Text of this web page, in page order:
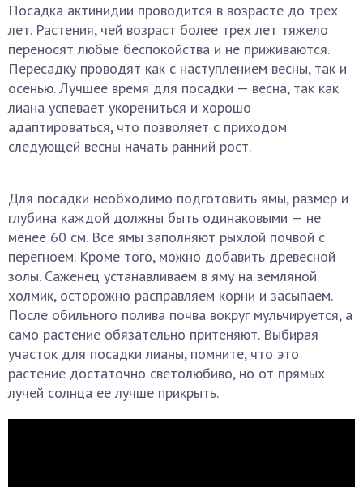
Посадка актинидии проводится в возрасте до трех
лет. Растения, чей возраст более трех лет тяжело
переносят любые беспокойства и не приживаются.
Пересадку проводят как с наступлением весны, так и
осенью. Лучшее время для посадки — весна, так как
лиана успевает укорениться и хорошо
адаптироваться, что позволяет с приходом
следующей весны начать ранний рост.
Для посадки необходимо подготовить ямы, размер и
глубина каждой должны быть одинаковыми — не
менее 60 см. Все ямы заполняют рыхлой почвой с
перегноем. Кроме того, можно добавить древесной
золы. Саженец устанавливаем в яму на земляной
холмик, осторожно расправляем корни и засыпаем.
После обильного полива почва вокруг мульчируется, а
само растение обязательно притеняют. Выбирая
участок для посадки лианы, помните, что это
растение достаточно светолюбиво, но от прямых
лучей солнца ее лучше прикрыть.